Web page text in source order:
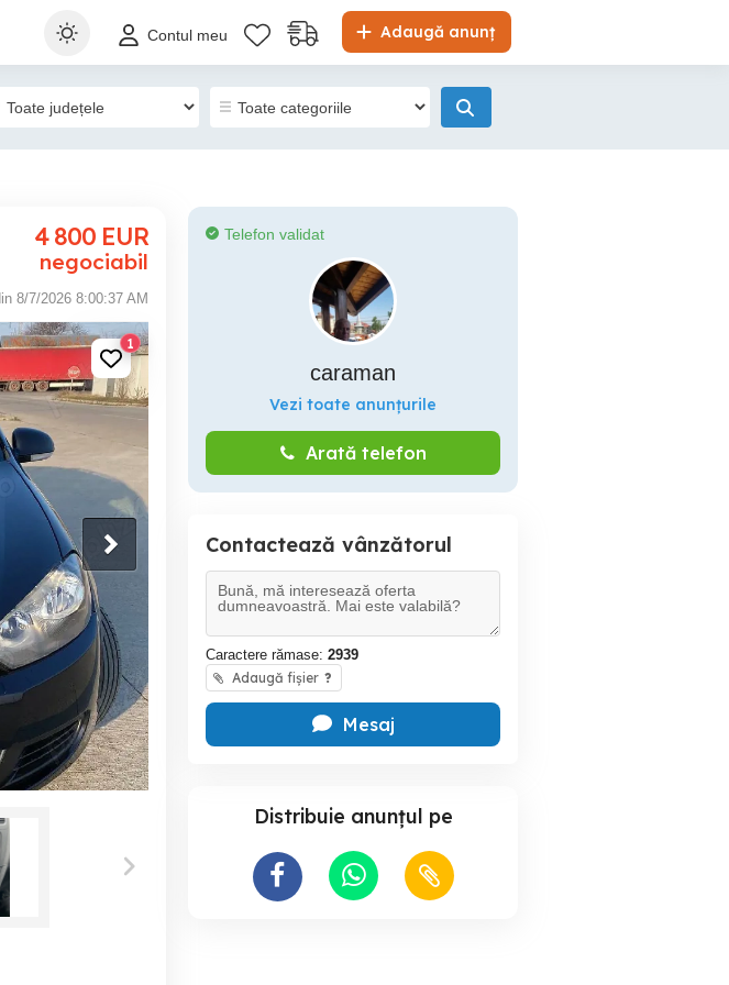
Adaugă anunț
Contul meu
4 800 EUR
negociabil
8/7/2026 8:00:37 AM
1
Telefon validat
caraman
Vezi toate anunțurile
Arată telefon
Contactează vânzătorul
Caractere rămase: 2939
Adaugă fișier ?
Mesaj
Distribuie anunțul pe